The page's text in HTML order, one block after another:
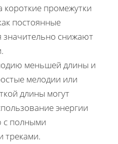
короткие промежутки
постоянные
значительно снижают
меньшей длины и
мелодии или
длины могут
энергии
с полными
треками.